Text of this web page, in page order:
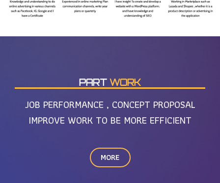
PART WORK
JOB PERFORMANCE , CONCEPT PROPOSAL
IMPROVE WORK TO BE MORE EFFICIENT
MORE